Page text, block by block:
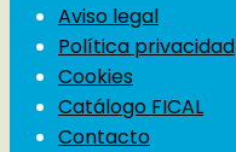
Aviso legal
Política privacidad
Cookies
Catálogo FICAL
Contacto